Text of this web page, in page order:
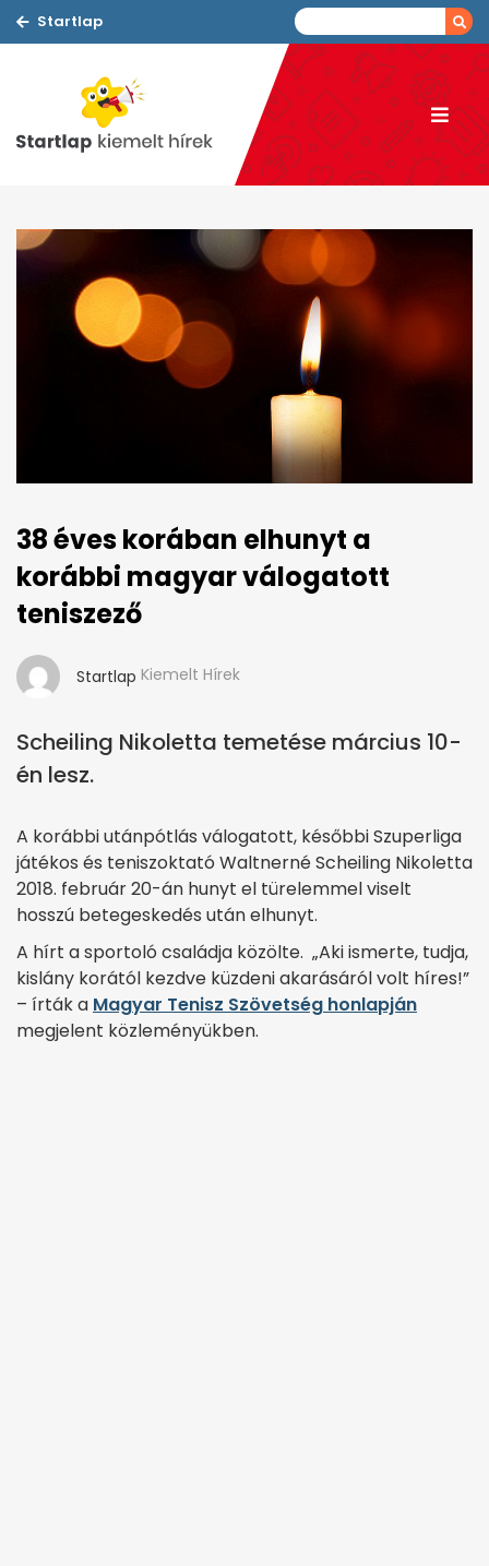
Startlap
38 éves korában elhunyt a
korábbi magyar válogatott
teniszező
Startlap Kiemelt Hírek
Scheiling Nikoletta temetése március 10-
én lesz.
A korábbi utánpótlás válogatott, későbbi Szuperliga
játékos és teniszoktató Waltnerné Scheiling Nikoletta
2018. február 20-án hunyt el türelemmel viselt
hosszú betegeskedés után elhunyt.
A hírt a sportoló családja közölte. „Aki ismerte, tudja,
kislány korától kezdve küzdeni akarásáról volt híres!”
– írták a Magyar Tenisz Szövetség honlapján
megjelent közleményükben.